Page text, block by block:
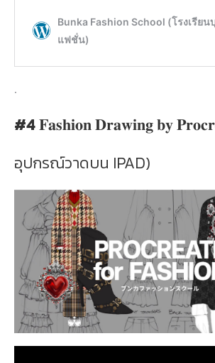
.
#4𝐅𝐚𝐬𝐡𝐢𝐨𝐧 𝐃𝐫𝐚𝐰𝐢𝐧𝐠 𝐛𝐲
อุปกรณ์วาดบน IPAD)